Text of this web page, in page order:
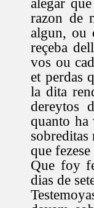
alegar
razon de
algun, ou
reçeba
vos ou
et perdas
la dita
dereytos
quanto ha
que fezese
Que foy
dias de